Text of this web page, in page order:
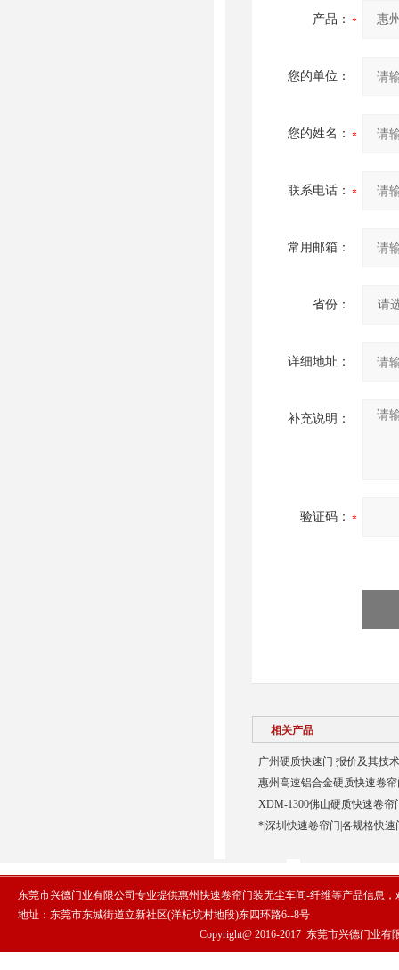
产品：
您的单位：
您的姓名：
联系电话：
常用邮箱：
省份：
详细地址：
补充说明：
验证码：
相关产品
广州硬质快速门 报价及其技
惠州高速铝合金硬质快速卷
XDM-1300佛山硬质快速卷帘
*|深圳快速卷帘门|各规格快速
东莞市兴德门业有限公司专业提供惠州快速卷帘门装无尘车间-纤维等产品信息，
地址：东莞市东城街道立新社区(洋杞坑村地段)东四环路6--8号
Copyright@ 2016-2017 东莞市兴德门业有